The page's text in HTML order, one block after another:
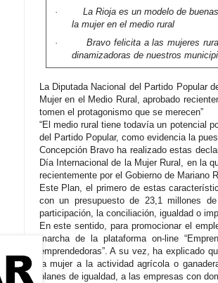
·
La Rioja es un modelo de
la mujer en el medio rural
·
Bravo felicita a las mujeres
dinamizadoras de nuestros
La Diputada Nacional del Partido Popular
Mujer en el Medio Rural, aprobado
tomen el protagonismo que se merecen”
“El medio rural tiene todavía un potencial
del Partido Popular, como evidencia la
Concepción Bravo ha realizado estas
Día Internacional de la Mujer Rural, en la
recientemente por el Gobierno de Mariano
Este Plan, el primero de estas
con un presupuesto de 23,1 millones
participación, la conciliación, igualdad o
En este sentido, para promocionar el
marcha de la plataforma on-line
emprendedoras”. A su vez, ha explicado
la mujer a la actividad agrícola o
planes de igualdad, a las empresas con